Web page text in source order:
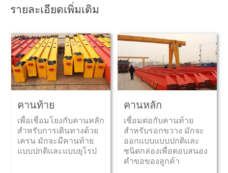
รายละเอียดเพิ่มเติม
คานท้าย
เพื่อเชื่อมโยงกับคานหลัก
สำหรับการเดินทางด้วย
เครน มักจะมีคานท้าย
แบบปกติและแบบยุโรป
คานหลัก
เชื่อมต่อกับคานท้าย
สำหรับรอกขวาง มักจะ
ออกแบบแบบปกติและ
ชนิดกล่องเพื่อตอบสนอง
คำขอของลูกค้า